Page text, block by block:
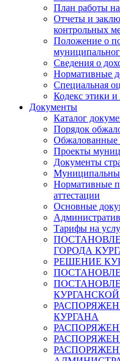
План работы
Отчеты и
контрольных
Положение о
Сведения о
Нормативные
Специальная
Кодекс этики
Документы
Каталог
Порядок
Обжалованные
Проекты
Документы
Нормативные
аттестации
Основные
Тарифы на
ГОРОДА
РЕШЕНИЕ
КУРГАНА